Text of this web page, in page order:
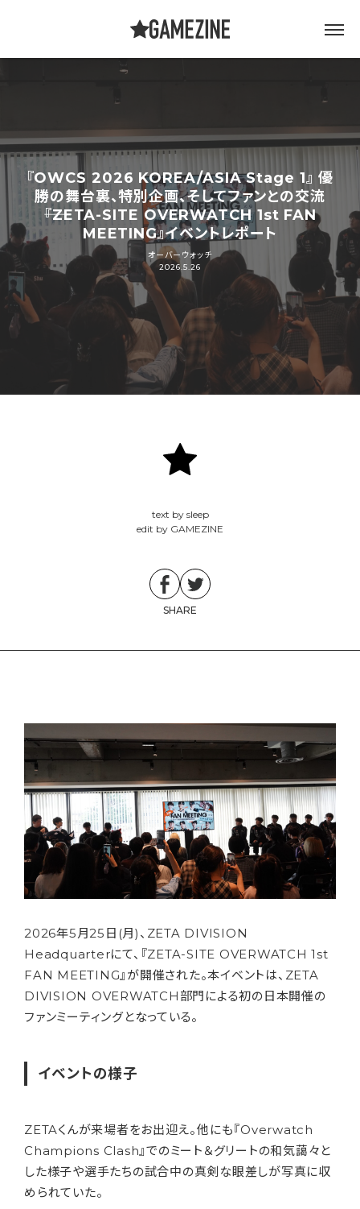
『OWCS 2026 KOREA/ASIA Stage 1』 優
勝の舞台裏、特別企画、そしてファンとの交流
――『ZETA-SITE OVERWATCH 1st FAN
MEETING』イベントレポート
オーバーウォッチ
2026.5.26
text by sleep
edit by GAMEZINE
SHARE
2026年5月25日(月)、ZETA DIVISION
Headquarterにて、『ZETA-SITE OVERWATCH 1st
FAN MEETING』が開催された。本イベントは、ZETA
DIVISION OVERWATCH部門による初の日本開催の
ファンミーティングとなっている。
イベントの様子
ZETAくんが来場者をお出迎え。他にも『Overwatch
Champions Clash』でのミート＆グリートの和気藹々と
した様子や選手たちの試合中の真剣な眼差しが写真に収
められていた。